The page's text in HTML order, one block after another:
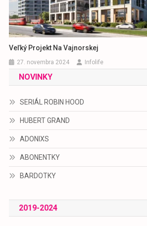
Veľký Projekt Na Vajnorskej
27. novembra 2024 Infolife
NOVINKY
SERIÁL ROBIN HOOD
HUBERT GRAND
ADONIXS
ABONENTKY
BARDOTKY
2019-2024